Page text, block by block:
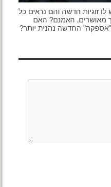
לו זוגיות חדשה והם נראים כל
מאושרים, האמנם? האם
החדשה נהנית יותר?